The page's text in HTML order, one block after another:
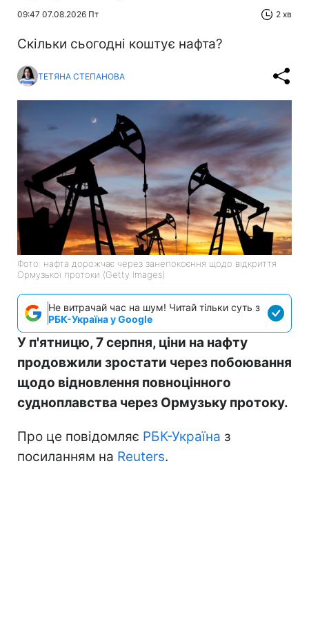
09:47 07.08.2026 Пт 2 хв
Скільки сьогодні коштує нафта?
ТЕТЯНА СТЕПАНОВА
Фото: нафта дорожчає через занепокоєння щодо відкриття
Ормузької протоки (Getty Images)
Не витрачай час на шум! Читай тільки суть з
РБК-Україна у Google
У п'ятницю, 7 серпня, ціни на нафту
продовжили зростати через побоювання
щодо відновлення повноцінного
судноплавства через Ормузьку протоку.
Про це повідомляє РБК-Україна з
посиланням на Reuters.